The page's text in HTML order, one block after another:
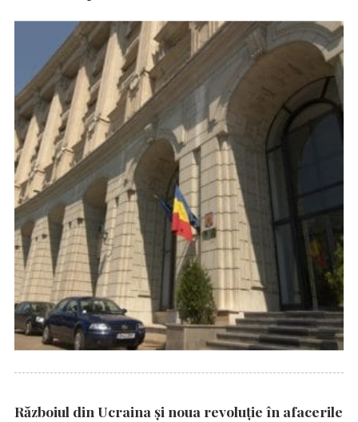
Războiul din Ucraina și noua revoluție în afacerile